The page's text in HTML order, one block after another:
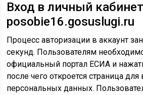
Вход в личный
posobie16.gosuslugi.ru
Процесс авторизации в аккаунт
секунд. Пользователям
официальный портал ЕСИА и
после чего откроется страница для
персональных данных.